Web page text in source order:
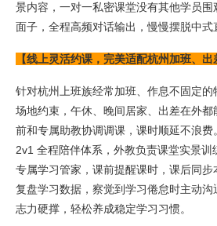
景内容，一对一私密课堂没有其他学员
面子，全程高频对话输出，慢慢摆脱中式
【线上灵活约课，完美适配杭州加班、出
针对杭州上班族经常加班、作息不固定
场地约束，午休、晚间居家、出差在外
前和专属助教协调调课，课时顺延不浪
2v1 全程陪伴体系，外教负责课堂实景训
专属学习管家，课前提醒课时，课后同
复盘学习数据，察觉到学习倦怠时主动
志力硬撑，轻松养成稳定学习习惯。